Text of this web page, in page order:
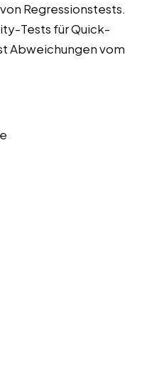
Regressionstests.
Tests für Quick-
Abweichungen vom